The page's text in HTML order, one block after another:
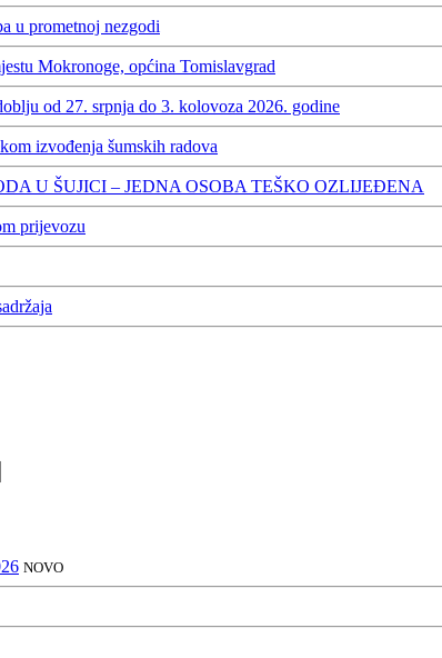
u prometnoj nezgodi
Mokronoge, općina Tomislavgrad
od 27. srpnja do 3. kolovoza 2026. godine
izvođenja šumskih radova
U ŠUJICI – JEDNA OSOBA TEŠKO OZLIJEĐENA
prijevozu
NOVO